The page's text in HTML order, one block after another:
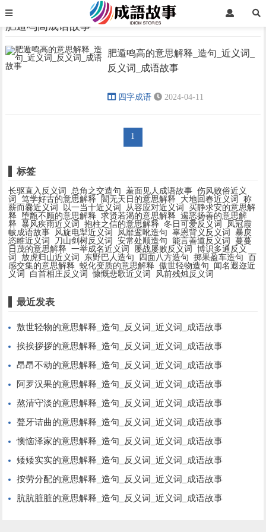
› ›
肥遁鸣高成语故事
肥遁鸣高成语故事
肥遁鸣高的意思解释_造句_近义词_
反义词_成语故事
四字成语 2024-04-11
1
标签
长驱直入反义词 总角之交造句 羞面见人成语故事 伤风败俗近义
词
笃学好古的意思解释 闇无天日的意思解释 大地回春近义词
称
薪而爨近义词
以一当十近义词 从容应对近义词
买静求安的意思解
释
堕甑不顾的意思解释 求贤若渴的意思解释
遏恶扬善的意思解
释
暴风疾雨近义词 抱柱之信的意思解释 冬日可爱反义词
凤冠霞
帔成语故事 风旋电掣近义词 凤靡鸾吪造句 辜恩背义反义词
暴戾
恣睢近义词
刀山剑树反义词 安常处顺造句 能言善道反义词
蔓蔓
日茂的意思解释
一举成名近义词 屡战屡败反义词
博识多通反义
词
放虎归山近义词 东野巴人造句 四面八方造句 掷果盈车造句
百
感交集的意思解释
蜕化变质的意思解释 傲世轻物造句
闻名遐迩近
义词
白首相庄反义词 慷慨悲歌近义词 风前残烛反义词
最近发表
敖世轻物的意思解释_造句_反义词_近义词_成语故事
挨挨拶拶的意思解释_造句_反义词_近义词_成语故事
昂昂不动的意思解释_造句_反义词_近义词_成语故事
阿罗汉果的意思解释_造句_反义词_近义词_成语故事
熬清守淡的意思解释_造句_反义词_近义词_成语故事
聱牙诘曲的意思解释_造句_反义词_近义词_成语故事
懊恼泽家的意思解释_造句_反义词_近义词_成语故事
矮矮实实的意思解释_造句_反义词_近义词_成语故事
按劳分配的意思解释_造句_反义词_近义词_成语故事
肮肮脏脏的意思解释_造句_反义词_近义词_成语故事